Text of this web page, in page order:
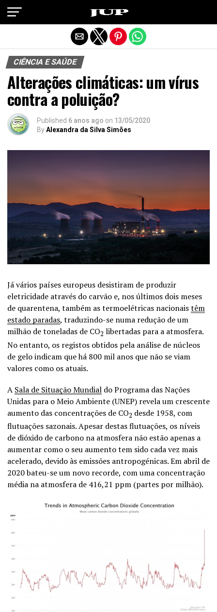
CIÊNCIA E SAÚDE
Alterações climáticas: um vírus
contra a poluição?
Published 6 anos ago on 13/05/2020
ByAlexandra da Silva Simões
Já vários países europeus desistiram de produzir
eletricidade através do carvão e, nos últimos dois meses
de quarentena, também as termoelétricas nacionaistêm
estado paradas, traduzindo-se numa redução de um
milhão de toneladas de CO2 libertadas para a atmosfera.
No entanto, os registos obtidos pela análise de núcleos
de gelo indicam que há 800 mil anos que não se viam
valores como os atuais.
A Sala de Situação Mundial do Programa das Nações
Unidas para o Meio Ambiente (UNEP) revela um crescente
aumento das concentrações de CO2 desde 1958, com
flutuações sazonais. Apesar destas flutuações, os níveis
de dióxido de carbono na atmosfera não estão apenas a
aumentar como o seu aumento tem sido cada vez mais
acelerado, devido às emissões antropogénicas. Em abril de
2020 bateu-se um novo recorde, com uma concentração
média na atmosfera de 416,21 ppm (partes por milhão).
Exit mobile version